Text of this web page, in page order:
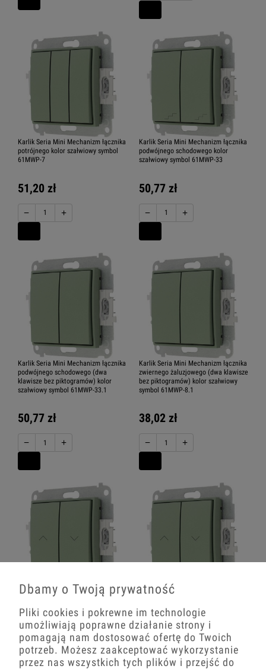
Karlik Seria Mini Mechanizm łącznika
potrójnego kolor szałwiowy symbol
61MWP-7
51,20 zł
− +
Karlik Seria Mini Mechanizm łącznika
podwójnego schodowego kolor
szałwiowy symbol 61MWP-33
50,77 zł
− +
Karlik Seria Mini Mechanizm łącznika
podwójnego schodowego (dwa
klawisze bez piktogramów) kolor
szałwiowy symbol 61MWP-33.1
50,77 zł
− +
Karlik Seria Mini Mechanizm łącznika
zwiernego żaluzjowego (dwa klawisze
bez piktogramów) kolor szałwiowy
symbol 61MWP-8.1
38,02 zł
− +
Karlik Seria Mini Mechanizm łącznika
szałwiowy symbol 61MWP-8
4.0
38,02 zł
− +
Karlik Seria Mini Mechanizm łącznika
szałwiowy symbol 61MWP-88
51,68 zł
− +
Dbamy o Twoją prywatność
Pliki cookies i pokrewne im technologie
umożliwiają poprawne działanie strony i
pomagają nam dostosować ofertę do Twoich
potrzeb. Możesz zaakceptować wykorzystanie
przez nas wszystkich tych plików i przejść do